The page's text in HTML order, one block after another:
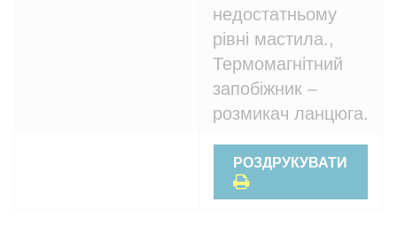
недостатньому
рівні мастила.,
Термомагнітний
запобіжник –
розмикач ланцюга.
РОЗДРУКУВАТИ